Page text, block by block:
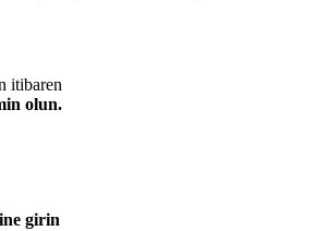
itibaren
olun.
girin